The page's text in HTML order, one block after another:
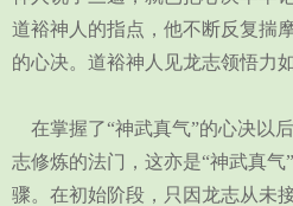
道裕神人的指点，他不断反复揣
的心决。道裕神人见龙志领悟力
在掌握了“神武真气”的心决以
志修炼的法门，这亦是“神武真
骤。在初始阶段，只因龙志从未